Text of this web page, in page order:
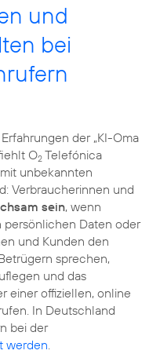
und
bei
der „KI-Oma
O2 Telefónica
unbekannten
Verbraucherinnen und
sein, wenn
persönlichen Daten oder
und Kunden den
sprechen,
und das
einer offiziellen, online
In Deutschland
bei der
werden.